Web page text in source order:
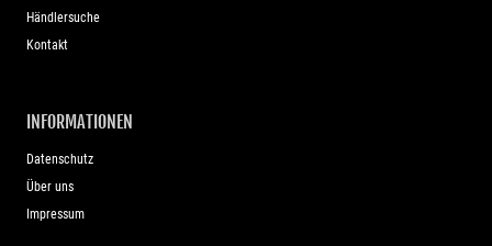
Händlersuche
Kontakt
INFORMATIONEN
Datenschutz
Über uns
Impressum